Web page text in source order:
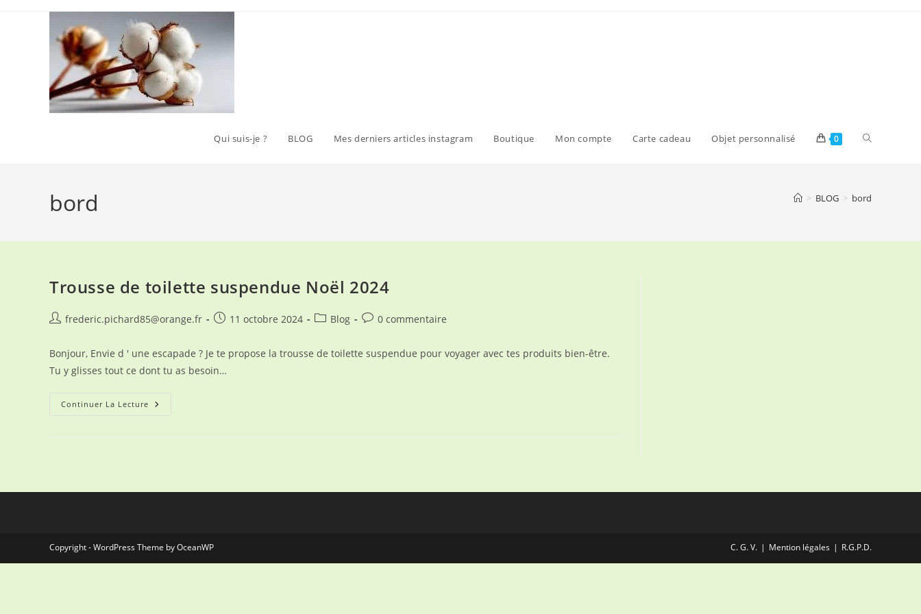
Qui suis-je ? BLOG Mes derniers articles instagram Boutique Mon compte Carte cadeau Objet personnalisé 0 Toggle
search
bord > BLOG > bord
Trousse de toilette suspendue Noël 2024
Auteur/autrice
la
publication :
frederic.pichard85@orange.fr
Publication
11 octobre 2024
PostBlog
Commentaires
publication :
0 commentaire
Bonjour, Envie d ' une escapade ? Je te propose la trousse de toilette suspendue pour voyager avec tes produits bien-être.
Tu y glisses tout ce dont tu as besoin…
Continuer La Lecture Trousse
De
C. G. V. Mention légales R.G.P.D.
Copyright - WordPress Theme by OceanWP